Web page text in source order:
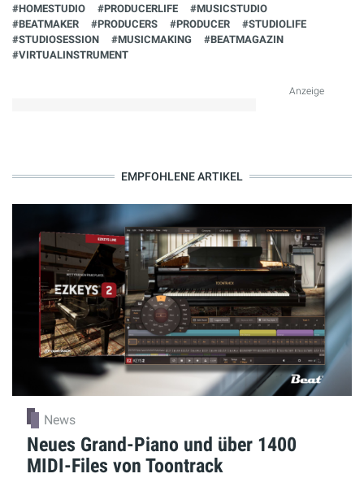
#HOMESTUDIO
#PRODUCERLIFE
#MUSICSTUDIO
#BEATMAKER
#PRODUCERS #PRODUCER
#STUDIOLIFE
#STUDIOSESSION
#MUSICMAKING
#BEATMAGAZIN
#VIRTUALINSTRUMENT
Anzeige
EMPFOHLENE ARTIKEL
News
Neues Grand-Piano und über 1400
MIDI-Files von Toontrack